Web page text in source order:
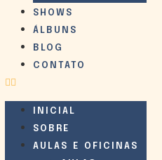
SHOWS
ÁLBUNS
BLOG
CONTATO
INICIAL
SOBRE
AULAS E OFICINAS